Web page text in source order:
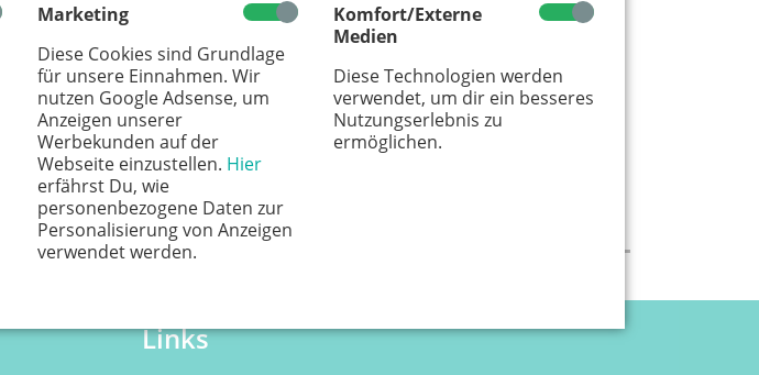
Marketing
Diese Cookies sind Grundlage
für unsere Einnahmen. Wir
nutzen Google Adsense, um
Anzeigen unserer
Werbekunden auf der
Webseite einzustellen. Hier
erfährst Du, wie
personenbezogene Daten zur
Personalisierung von Anzeigen
verwendet werden.
Komfort/Externe
Medien
Diese Technologien werden
verwendet, um dir ein besseres
Nutzungserlebnis zu
ermöglichen.
Links